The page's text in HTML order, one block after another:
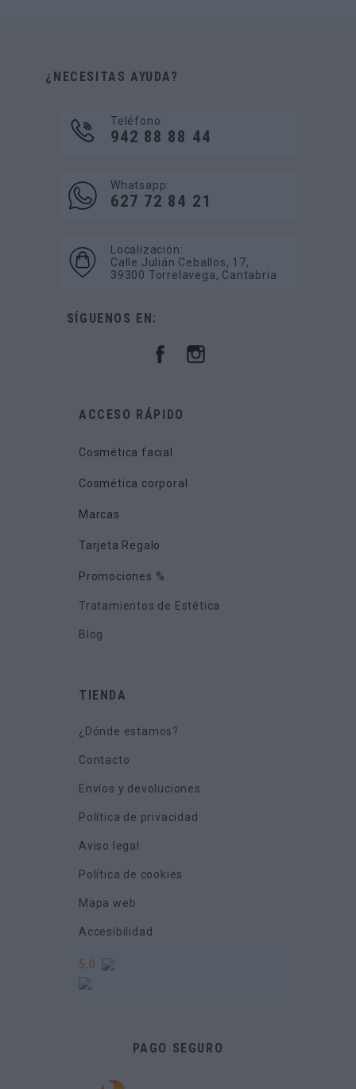
¿NECESITAS AYUDA?
Teléfono:
942 88 88 44
Whatsapp:
627 72 84 21
Localización:
Calle Julián Ceballos, 17,
39300 Torrelavega, Cantabria
SÍGUENOS EN:
ACCESO RÁPIDO
Cosmética facial
Cosmética corporal
Marcas
Tarjeta Regalo
Promociones %
Tratamientos de Estética
Blog
TIENDA
¿Dónde estamos?
Contacto
Envíos y devoluciones
Política de privacidad
Aviso legal
Política de cookies
Mapa web
Accesibilidad
5,0
PAGO SEGURO